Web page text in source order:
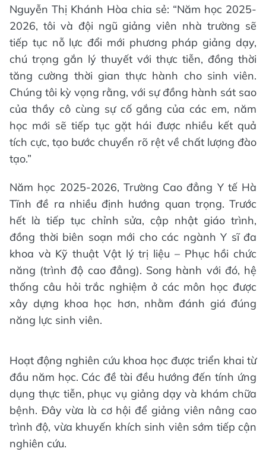
Nguyễn Thị Khánh Hòa chia sẻ: “Năm học 2025-
2026, tôi và đội ngũ giảng viên nhà trường sẽ
tiếp tục nỗ lực đổi mới phương pháp giảng dạy,
chú trọng gắn lý thuyết với thực tiễn, đồng thời
tăng cường thời gian thực hành cho sinh viên.
Chúng tôi kỳ vọng rằng, với sự đồng hành sát sao
của thầy cô cùng sự cố gắng của các em, năm
học mới sẽ tiếp tục gặt hái được nhiều kết quả
tích cực, tạo bước chuyển rõ rệt về chất lượng đào
tạo.”
Năm học 2025-2026, Trường Cao đẳng Y tế Hà
Tĩnh đề ra nhiều định hướng quan trọng. Trước
hết là tiếp tục chỉnh sửa, cập nhật giáo trình,
đồng thời biên soạn mới cho các ngành Y sĩ đa
khoa và Kỹ thuật Vật lý trị liệu – Phục hồi chức
năng (trình độ cao đẳng). Song hành với đó, hệ
thống câu hỏi trắc nghiệm ở các môn học được
xây dựng khoa học hơn, nhằm đánh giá đúng
năng lực sinh viên.
Hoạt động nghiên cứu khoa học được triển khai từ
đầu năm học. Các đề tài đều hướng đến tính ứng
dụng thực tiễn, phục vụ giảng dạy và khám chữa
bệnh. Đây vừa là cơ hội để giảng viên nâng cao
trình độ, vừa khuyến khích sinh viên sớm tiếp cận
nghiên cứu.